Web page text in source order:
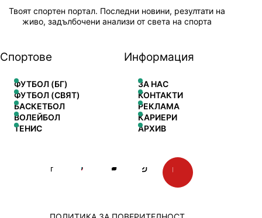
Твоят спортен портал. Последни новини, резултати на
живо, задълбочени анализи от света на спорта
Спортове
ФУТБОЛ (БГ)
ФУТБОЛ (СВЯТ)
БАСКЕТБОЛ
ВОЛЕЙБОЛ
ТЕНИС
Информация
ЗА НАС
КОНТАКТИ
РЕКЛАМА
КАРИЕРИ
АРХИВ